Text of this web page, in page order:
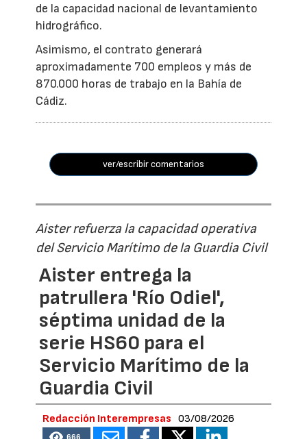
de la capacidad nacional de levantamiento
hidrográfico.
Asimismo, el contrato generará
aproximadamente 700 empleos y más de
870.000 horas de trabajo en la Bahía de
Cádiz.
ver/escribir comentarios
Aister refuerza la capacidad operativa
del Servicio Marítimo de la Guardia Civil
Aister entrega la
patrullera 'Río Odiel',
séptima unidad de la
serie HS60 para el
Servicio Marítimo de la
Guardia Civil
Redacción Interempresas 03/08/2026
666